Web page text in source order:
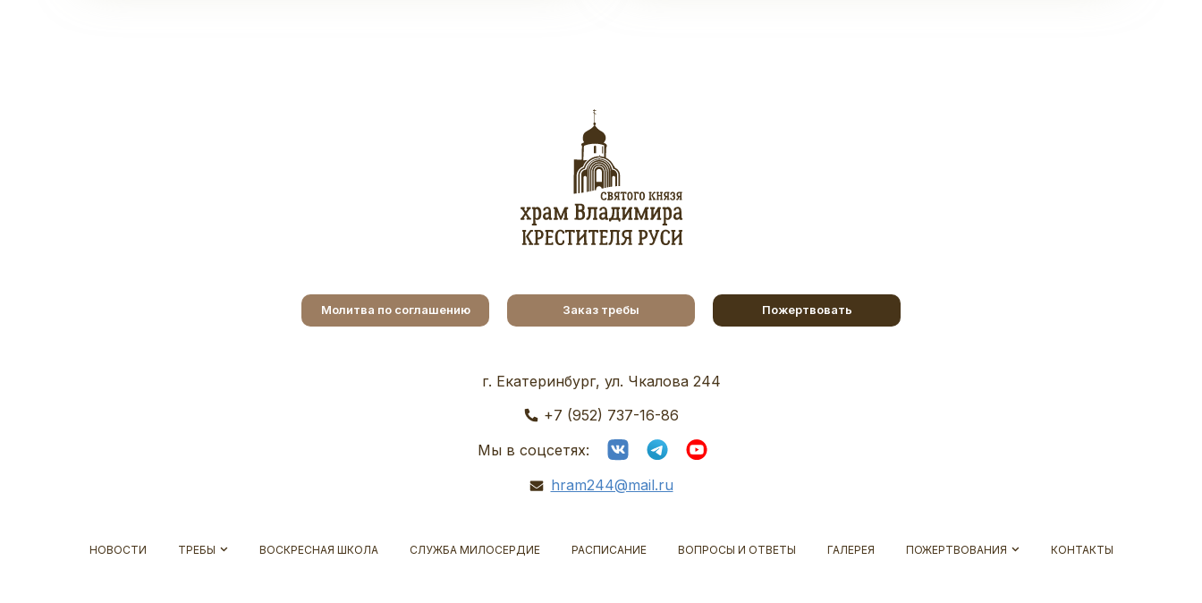
Молитва по соглашению Заказ требы Пожертвовать
г. Екатеринбург, ул. Чкалова 244
+7 (952) 737-16-86
Мы в соцсетях:
hram244@mail.ru
НОВОСТИ ТРЕБЫ ВОСКРЕСНАЯ ШКОЛА СЛУЖБА МИЛОСЕРДИЕ РАСПИСАНИЕ ВОПРОСЫ И ОТВЕТЫ ГАЛЕРЕЯ ПОЖЕРТВОВАНИЯ КОНТАКТЫ